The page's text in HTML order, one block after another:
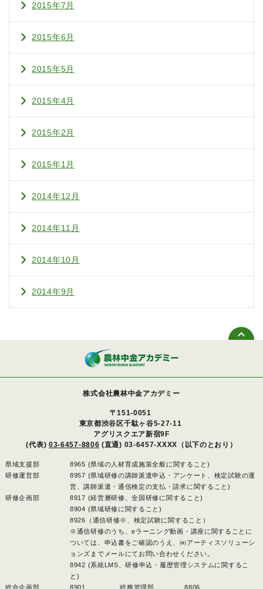
2015年7月
2015年6月
2015年5月
2015年4月
2015年2月
2015年1月
2014年12月
2014年11月
2014年10月
2014年9月
株式会社農林中金アカデミー
〒151-0051
東京都渋谷区千駄ヶ谷5-27-11
アグリスクエア新宿9F
(代表) 03-6457-8806 (直通) 03-6457-XXXX（以下のとおり）
県域支援部
8965 (県域の人材育成施策全般に関すること)
研修運営部
8957 (県域研修の講師派遣申込・アンケート、検定試験の運
営、講師派遣・通信検定の支払・請求に関すること)
研修企画部
8917 (経営層研修、全国研修に関すること)
8904 (県域研修に関すること)
8926（通信研修※、検定試験に関すること）
※通信研修のうち、eラーニング動画・講座に関することに
ついては、申込書をご確認のうえ、㈱アーティスソリューシ
ョンズまでメールにてお問い合わせください。
8942 (系統LMS、研修申込・履歴管理システムに関するこ
と)
総合企画部
8901 、総務管理部 8806